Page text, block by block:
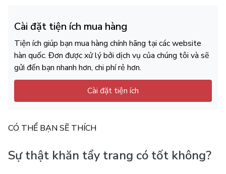
Cài đặt tiện ích mua hàng
Tiện ích giúp bạn mua hàng chính hãng tại các website
hàn quốc. Đơn được xử lý bởi dịch vụ của chúng tôi và sẽ
gửi đến bạn nhanh hơn, chi phí rẻ hơn.
Cài đặt tiện ích
CÓ THỂ BẠN SẼ THÍCH
Sự thật khăn tẩy trang có tốt không?